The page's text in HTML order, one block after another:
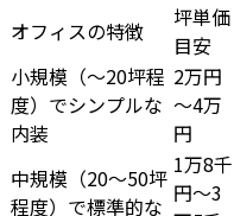
オフィスの特徴
坪単価
目安
小規模（～20坪程
度）でシンプルな
内装
2万円
～4万
円
中規模（20～50坪
程度）で標準的な
1万8千
円～3